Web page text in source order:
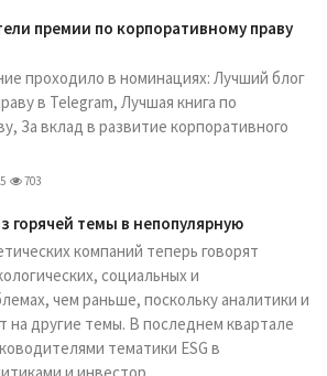
премии по корпоративному праву
проходило в номинациях: Лучший блог
в Telegram, Лучшая книга по
За вклад в развитие корпоративного
703
горячей темы в непопулярную
компаний теперь говорят
социальных и
чем раньше, поскольку аналитики и
на другие темы. В последнем квартале
тематики ESG в
и инвестор...